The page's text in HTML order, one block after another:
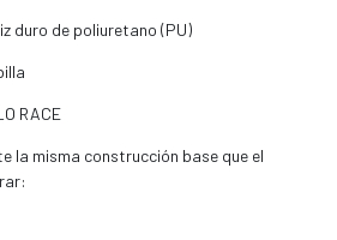
duro de poliuretano (PU)
RACE
la misma construcción base que el